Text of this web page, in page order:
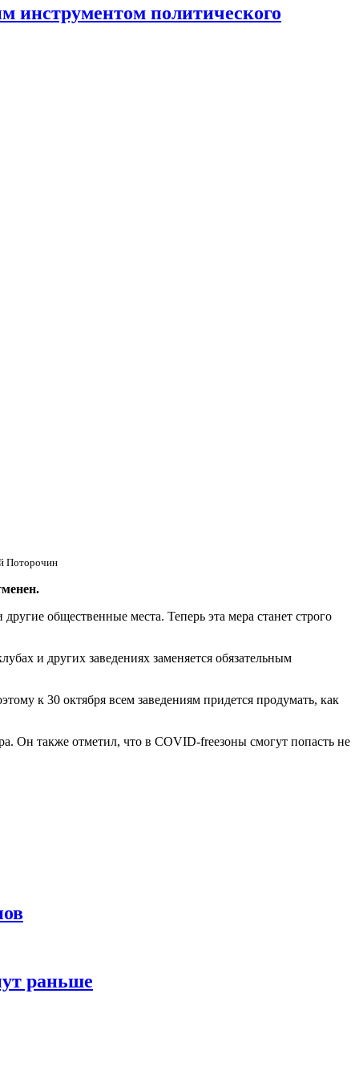
инструментом политического
Поторочин
общественные места. Теперь эта мера станет строго
и других заведениях заменяется обязательным
к 30 октября всем заведениям придется продумать, как
Он также отметил, что в COVID-freeзоны смогут попасть не
раньше